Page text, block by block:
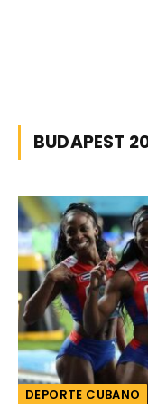
BUDAPEST
DEPORTE CUBANO